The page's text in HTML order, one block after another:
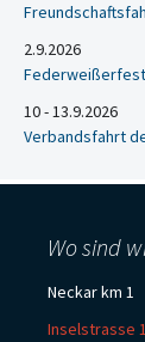
2.9.2026
Federweißerfest
10 - 13.9.2026
Verbandsfahrt
Wo sind
Neckar km 1
Inselstrasse